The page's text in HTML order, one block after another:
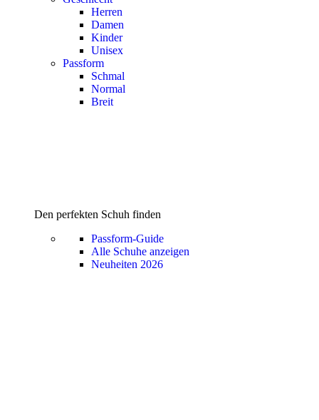
Herren
Damen
Kinder
Unisex
Passform
Schmal
Normal
Breit
Den perfekten Schuh finden
Passform-Guide
Alle Schuhe anzeigen
Neuheiten 2026